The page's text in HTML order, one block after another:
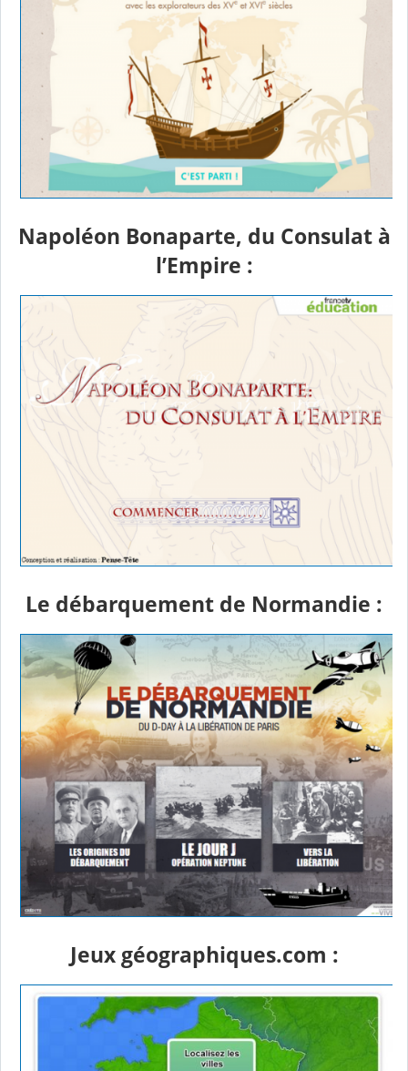
Napoléon Bonaparte, du Consulat à
l’Empire :
Le débarquement de Normandie :
Jeux géographiques.com :